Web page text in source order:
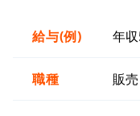
給与(例) 年
職種 販